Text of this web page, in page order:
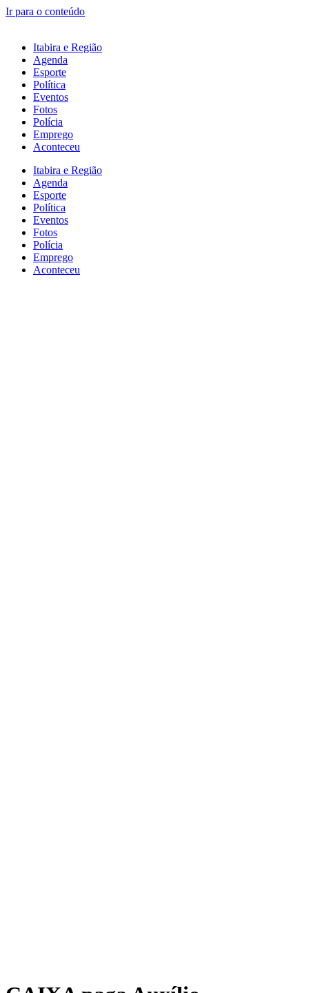
Ir para o conteúdo
Itabira e Região
Agenda
Esporte
Política
Eventos
Fotos
Polícia
Emprego
Aconteceu
Itabira e Região
Agenda
Esporte
Política
Eventos
Fotos
Polícia
Emprego
Aconteceu